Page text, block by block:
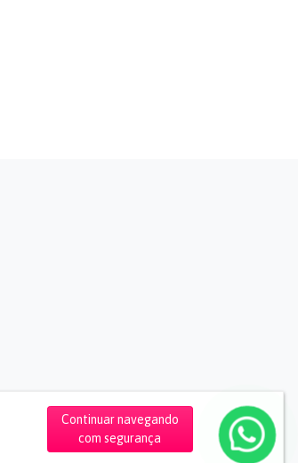
Continuar navegando
com segurança